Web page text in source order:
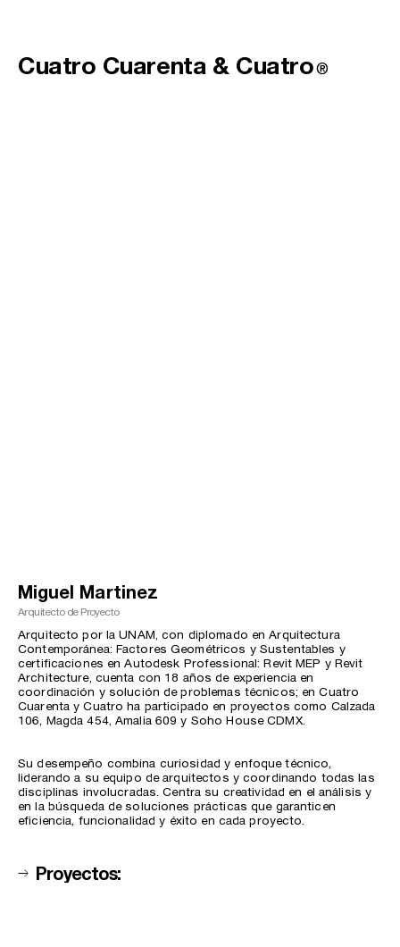
Cuatro Cuarenta & Cuatro®
Miguel Martinez
Arquitecto de Proyecto
Arquitecto por la UNAM, con diplomado en Arquitectura
Contemporánea: Factores Geométricos y Sustentables y
certificaciones en Autodesk Professional: Revit MEP y Revit
Architecture, cuenta con 18 años de experiencia en
coordinación y solución de problemas técnicos; en Cuatro
Cuarenta y Cuatro ha participado en proyectos como Calzada
106, Magda 454, Amalia 609 y Soho House CDMX.
Su desempeño combina curiosidad y enfoque técnico,
liderando a su equipo de arquitectos y coordinando todas las
disciplinas involucradas. Centra su creatividad en el análisis y
en la búsqueda de soluciones prácticas que garanticen
eficiencia, funcionalidad y éxito en cada proyecto.
→ Proyectos: